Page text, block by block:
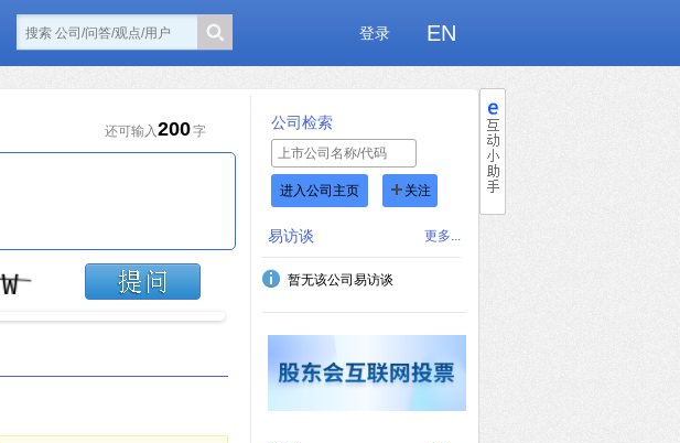
登录 EN
还可输入200字 公司检索
进入公司主页 关注
易访谈 更多...
暂无该公司易访谈